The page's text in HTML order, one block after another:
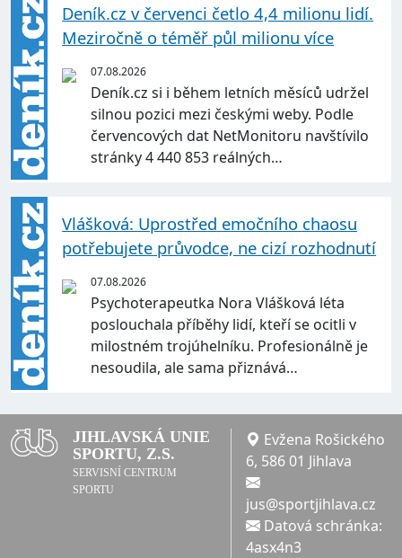
Deník.cz v červenci četlo 4,4 milionu lidí.
Meziročně o téměř půl milionu více
07.08.2026
Deník.cz si i během letních měsíců udržel
silnou pozici mezi českými weby. Podle
červencových dat NetMonitoru navštívilo
stránky 4 440 853 reálných…
Vlášková: Uprostřed emočního chaosu
potřebujete průvodce, ne cizí rozhodnutí
07.08.2026
Psychoterapeutka Nora Vlášková léta
poslouchala příběhy lidí, kteří se ocitli v
milostném trojúhelníku. Profesionálně je
nesoudila, ale sama přiznává…
JIHLAVSKÁ UNIE
SPORTU, Z.S.
SERVISNÍ CENTRUM
SPORTU
Evžena Rošického
6, 586 01 Jihlava
jus@sportjihlava.cz
Datová schránka:
4asx4n3